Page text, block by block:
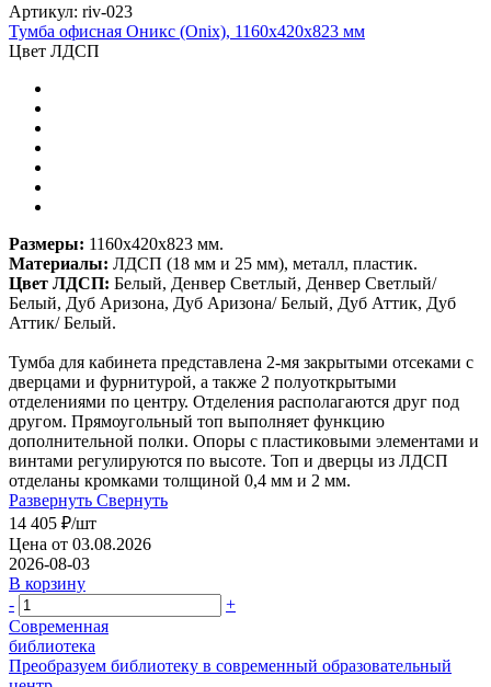
Артикул: riv-023
Тумба офисная Оникс (Onix), 1160х420х823 мм
Цвет ЛДСП
Размеры: 1160х420х823 мм.
Материалы: ЛДСП (18 мм и 25 мм), металл, пластик.
Цвет ЛДСП: Белый, Денвер Светлый, Денвер Светлый/
Белый, Дуб Аризона, Дуб Аризона/ Белый, Дуб Аттик, Дуб
Аттик/ Белый.
Тумба для кабинета представлена 2-мя закрытыми отсеками с
дверцами и фурнитурой, а также 2 полуоткрытыми
отделениями по центру. Отделения располагаются друг под
другом. Прямоугольный топ выполняет функцию
дополнительной полки. Опоры с пластиковыми элементами и
винтами регулируются по высоте. Топ и дверцы из ЛДСП
отделаны кромками толщиной 0,4 мм и 2 мм.
Развернуть Свернуть
14 405 ₽/шт
Цена от 03.08.2026
2026-08-03
В корзину
-
+
Современная
библиотека
Преобразуем библиотеку в современный образовательный